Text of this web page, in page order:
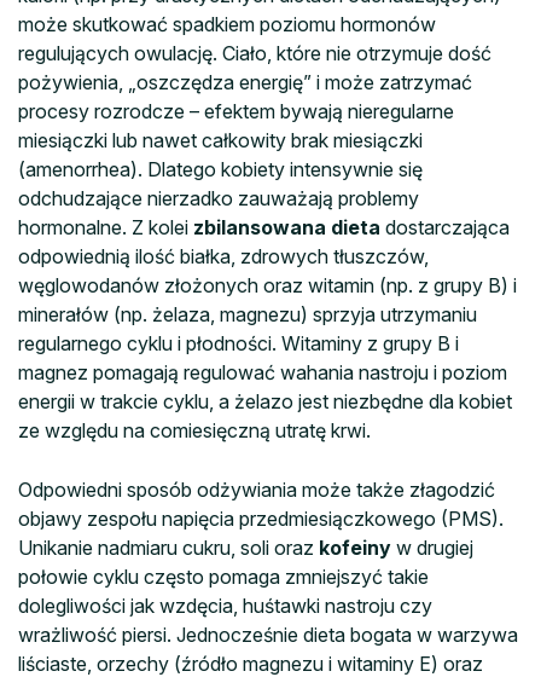
może skutkować spadkiem poziomu hormonów
regulujących owulację. Ciało, które nie otrzymuje dość
pożywienia, „oszczędza energię” i może zatrzymać
procesy rozrodcze – efektem bywają nieregularne
miesiączki lub nawet całkowity brak miesiączki
(amenorrhea). Dlatego kobiety intensywnie się
odchudzające nierzadko zauważają problemy
hormonalne. Z kolei zbilansowana dieta dostarczająca
odpowiednią ilość białka, zdrowych tłuszczów,
węglowodanów złożonych oraz witamin (np. z grupy B) i
minerałów (np. żelaza, magnezu) sprzyja utrzymaniu
regularnego cyklu i płodności. Witaminy z grupy B i
magnez pomagają regulować wahania nastroju i poziom
energii w trakcie cyklu, a żelazo jest niezbędne dla kobiet
ze względu na comiesięczną utratę krwi.
Odpowiedni sposób odżywiania może także złagodzić
objawy zespołu napięcia przedmiesiączkowego (PMS).
Unikanie nadmiaru cukru, soli oraz kofeiny w drugiej
połowie cyklu często pomaga zmniejszyć takie
dolegliwości jak wzdęcia, huśtawki nastroju czy
wrażliwość piersi. Jednocześnie dieta bogata w warzywa
liściaste, orzechy (źródło magnezu i witaminy E) oraz